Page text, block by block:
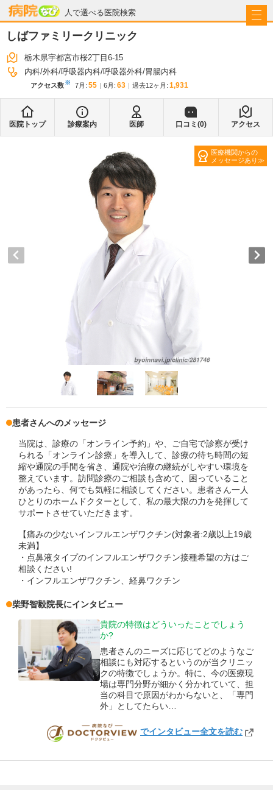
人で選べる医院検索
病院なび
しばファミリークリニック
栃木県宇都宮市桜2丁目6-15
内科 外科 呼吸器内科 呼吸器外科 胃腸内科
アクセス数※ 7月 : 55 6月 : 63 過去12ヶ月: 1,931
医院トップ 診療案内 医師 口コミ(0) アクセス
医療機関からの
メッセージあり
患者さんへのメッセージ
当院は、診療の「オンライン予約」や、ご自宅で診察が受け
られる「オンライン診療」を導入して、診療の待ち時間の短
縮や通院の手間を省き、通院や治療の継続がしやすい環境を
整えています。訪問診療のご相談も含めて、困っていること
があったら、何でも気軽に相談してください。患者さん一人
ひとりのホームドクターとして、私の最大限の力を発揮して
サポートさせていただきます。
【痛みの少ないインフルエンザワクチン(対象者:2歳以上19歳
未満】
・点鼻液タイプのインフルエンザワクチン接種希望の方はご
相談ください!
・インフルエンザワクチン、経鼻ワクチン
柴野智毅院長にインタビュー
貴院の特徴はどういったことでしょう
か?
患者さんのニーズに応じてどのようなご
相談にも対応するというのが当クリニッ
クの特徴でしょうか。特に、今の医療現
場は専門分野が細かく分かれていて、担
当の科目で原因がわからないと、「専門
外」としてたらい…
DOCTORVIEW
でインタビュー全文を読む